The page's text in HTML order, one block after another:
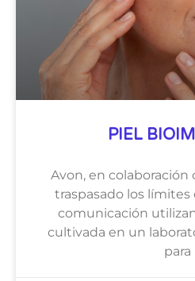
PIEL
Avon, en colaboración
traspasado los
comunicación
cultivada en un
para